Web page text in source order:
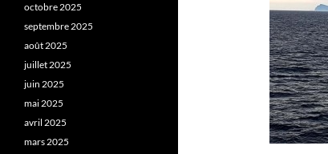
octobre 2025
septembre 2025
août 2025
juillet 2025
juin 2025
mai 2025
avril 2025
mars 2025